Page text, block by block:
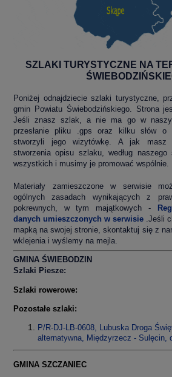
SZLAKI TURYSTYCZNE NA
Poniżej odnajdziecie szlaki turystyczne,
gmin Powiatu Świebodzińskiego. Strona
Jeśli znasz szlak, a nie ma go w
przesłanie pliku .gps oraz kilku słów
stworzyli jego wizytówkę. A jak masz
stworzenia opisu szlaku, według
wszystkich i musimy je promować wspólnie.
Materiały zamieszczone w serwisie
ogólnych zasadach wynikających z
pokrewnych, w tym majątkowych -
danych umieszczonych w serwisie .Jeśli
mapką na swojej stronie, skontaktuj się z
wklejenia i wyślemy na mejla.
GMINA ŚWIEBODZIN
Szlaki Piesze:
Szlaki rowerowe:
Pozostałe szlaki:
P/R-DJ-LB-0608, Lubuska Droga
alternatywna, Międzyrzecz - Sulęcin,
GMINA SZCZANIEC